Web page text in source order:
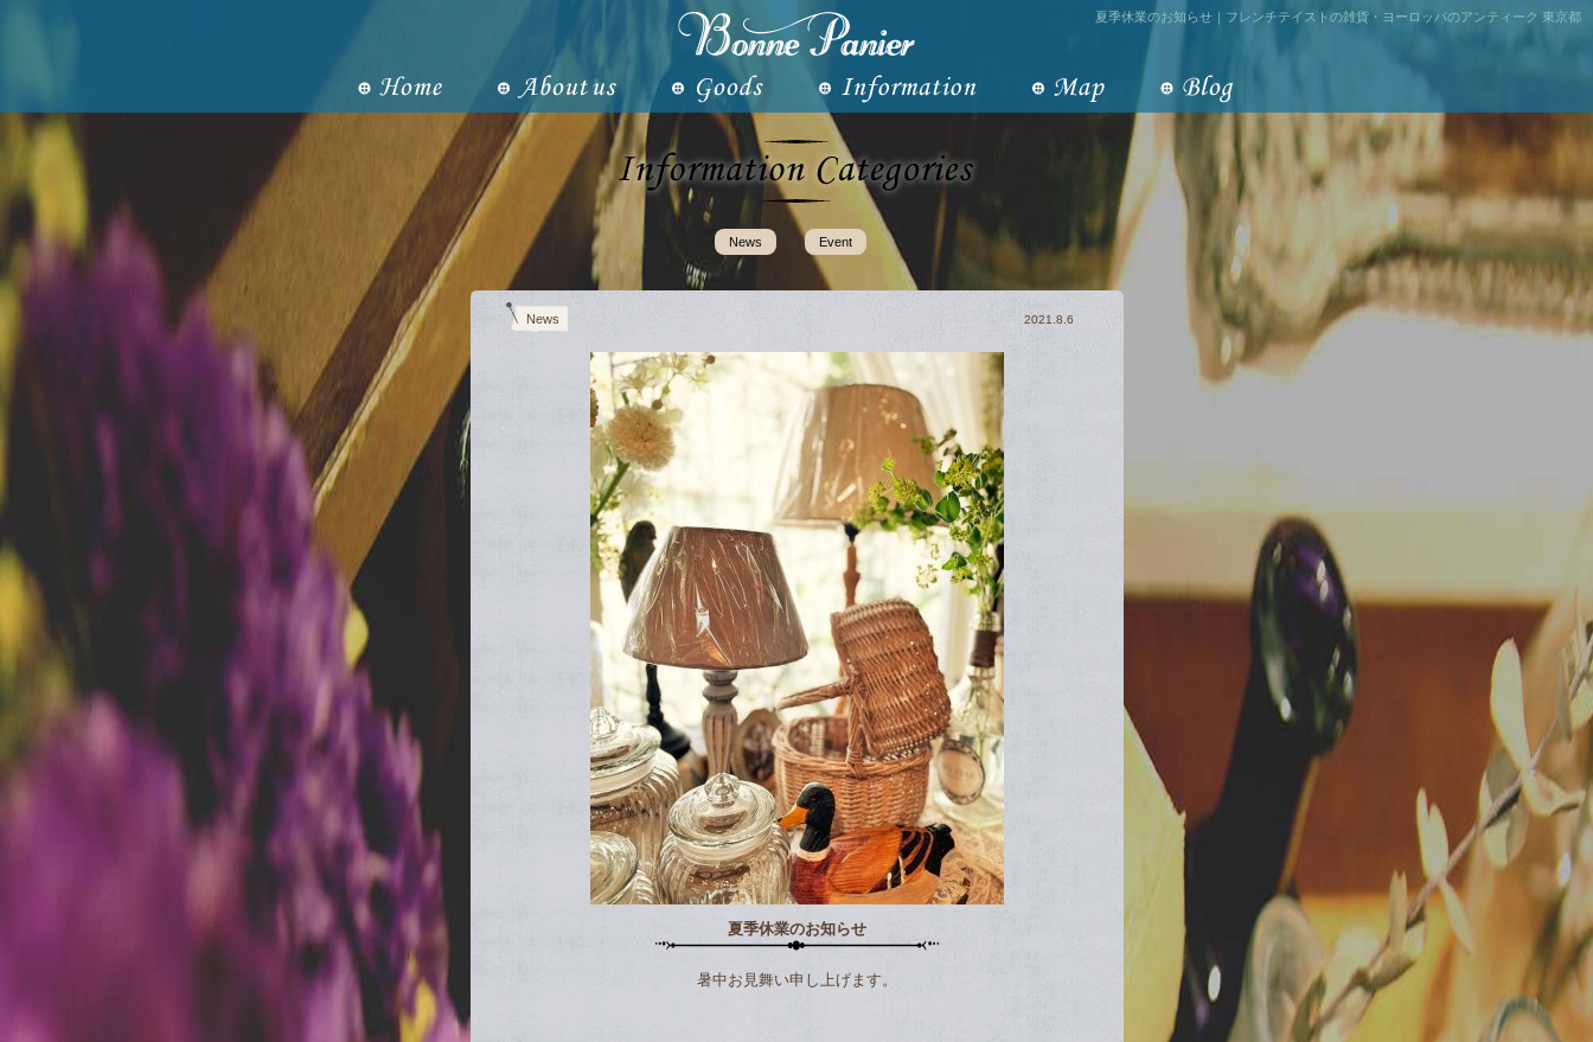
夏季休業のお知らせ｜フレンチテイストの雑貨・ヨーロッパのアンティーク 東京都
News Event
News 2021.8.6
夏季休業のお知らせ
暑中お見舞い申し上げます。